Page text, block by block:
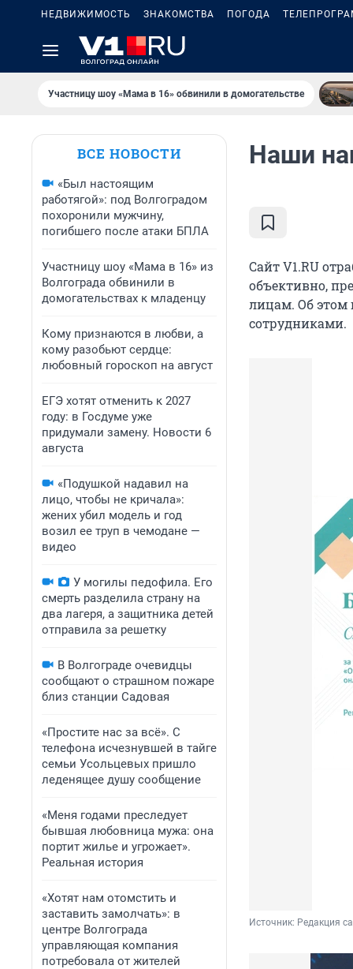
НЕДВИЖИМОСТЬ ЗНАКОМСТВА ПОГОДА
Участницу шоу «Мама в 16» обвинили в домогательстве
ВСЕ НОВОСТИ
«Был настоящим
работягой»: под Волгоградом
похоронили мужчину,
погибшего после атаки БПЛА
Участницу шоу «Мама в 16» из
Волгограда обвинили в
домогательствах к младенцу
Кому признаются в любви, а
кому разобьют сердце:
любовный гороскоп на август
ЕГЭ хотят отменить к 2027
году: в Госдуме уже
придумали замену. Новости 6
августа
«Подушкой надавил на
лицо, чтобы не кричала»:
жених убил модель и год
возил ее труп в чемодане —
видео
У могилы педофила. Его
смерть разделила страну на
два лагеря, а защитника детей
отправила за решетку
В Волгограде очевидцы
сообщают о страшном пожаре
близ станции Садовая
«Простите нас за всё». С
телефона исчезнувшей в тайге
семьи Усольцевых пришло
леденящее душу сообщение
«Меня годами преследует
бывшая любовница мужа: она
портит жилье и угрожает».
Реальная история
«Хотят нам отомстить и
заставить замолчать»: в
центре Волгограда
управляющая компания
потребовала от жителей
Наши
Сайт V1.RU
объективно,
лицам. Об этом
сотрудниками.
Источник: Редакция